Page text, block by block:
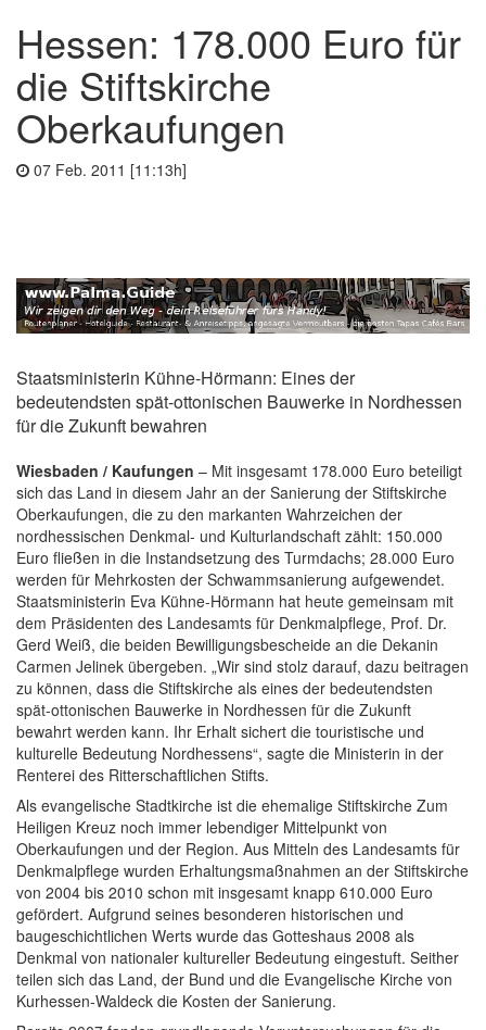
Hessen: 178.000 Euro für
die Stiftskirche
Oberkaufungen
07 Feb. 2011 [11:13h]
Staatsministerin Kühne-Hörmann: Eines der
bedeutendsten spät-ottonischen Bauwerke in Nordhessen
für die Zukunft bewahren
Wiesbaden / Kaufungen – Mit insgesamt 178.000 Euro beteiligt
sich das Land in diesem Jahr an der Sanierung der Stiftskirche
Oberkaufungen, die zu den markanten Wahrzeichen der
nordhessischen Denkmal- und Kulturlandschaft zählt: 150.000
Euro fließen in die Instandsetzung des Turmdachs; 28.000 Euro
werden für Mehrkosten der Schwammsanierung aufgewendet.
Staatsministerin Eva Kühne-Hörmann hat heute gemeinsam mit
dem Präsidenten des Landesamts für Denkmalpflege, Prof. Dr.
Gerd Weiß, die beiden Bewilligungsbescheide an die Dekanin
Carmen Jelinek übergeben. „Wir sind stolz darauf, dazu beitragen
zu können, dass die Stiftskirche als eines der bedeutendsten
spät-ottonischen Bauwerke in Nordhessen für die Zukunft
bewahrt werden kann. Ihr Erhalt sichert die touristische und
kulturelle Bedeutung Nordhessens“, sagte die Ministerin in der
Renterei des Ritterschaftlichen Stifts.
Als evangelische Stadtkirche ist die ehemalige Stiftskirche Zum
Heiligen Kreuz noch immer lebendiger Mittelpunkt von
Oberkaufungen und der Region. Aus Mitteln des Landesamts für
Denkmalpflege wurden Erhaltungsmaßnahmen an der Stiftskirche
von 2004 bis 2010 schon mit insgesamt knapp 610.000 Euro
gefördert. Aufgrund seines besonderen historischen und
baugeschichtlichen Werts wurde das Gotteshaus 2008 als
Denkmal von nationaler kultureller Bedeutung eingestuft. Seither
teilen sich das Land, der Bund und die Evangelische Kirche von
Kurhessen-Waldeck die Kosten der Sanierung.